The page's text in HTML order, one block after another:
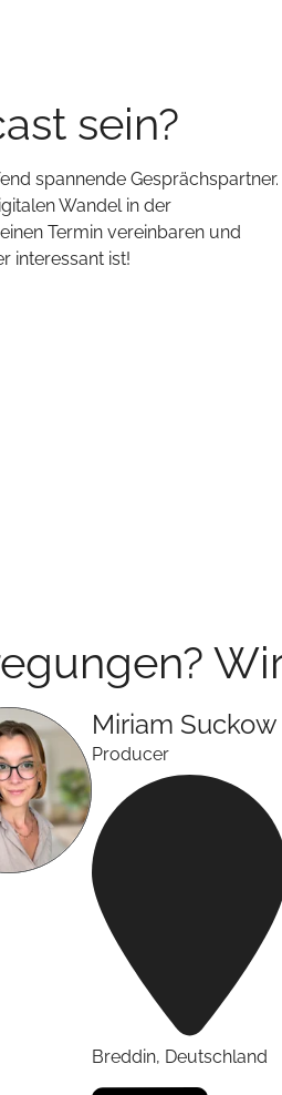
sein?
spannende
Wandel in der
Termin vereinbaren und
interessant ist!
Miriam Suckow
Producer
Breddin, Deutschland